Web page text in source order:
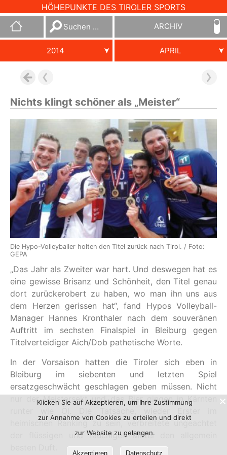
HÖHEPUNKTE DES TIROLER SPORTS
Suchen
nach:
ARCHIV
2014 APRIL
Nichts klingt schöner als „Meister“
Die Hypo-Volleyballer holten den Titel zurück nach Tirol. / Foto:
GEPA
„Das Jahr als Zweiter war hart. Und deswegen hat es
eine gewisse Brisanz und Schönheit, den Titel genau
dort zurückerobert zu haben, wo man ihn uns aus
dem Herzen gerissen hat“, fand Hypos Volleyball-
Manager Hannes Kronthaler nach dem souveränen
Auftritt im sechsten Finalspiel in Bleiburg gegen
Titelverteidiger Aich/Dob pathetische Worte.
In der Vorsaison hatten die Tiroler sich eben in
Bleiburg im siebenten und letzten Spiel
ersatzgeschwächt geschlagen geben müssen. Nicht
nur der Meistersekt und das Bier gingen in Kärnten
heimischen Ranking zu sein, verbreitete ungeachtet
der flüssigen und rauchigen Mittel den allgemein
Klicken Sie auf Akzeptieren, um Ihre Zustimmung
zur Annahme von Cookies zu erteilen und direkt
zur Website zu gelangen.
Akzeptieren Datenschutz